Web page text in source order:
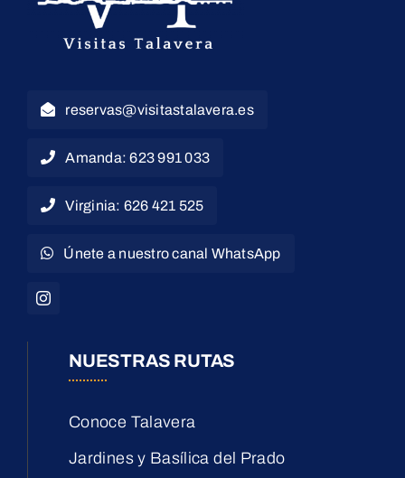
reservas@visitastalavera.es
Amanda: 623 991 033
Virginia: 626 421 525
Únete a nuestro canal WhatsApp
NUESTRAS RUTAS
Conoce Talavera
Jardines y Basílica del Prado